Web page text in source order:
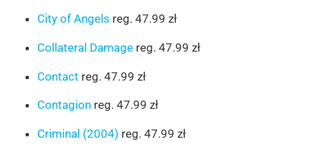
City of Angels reg. 47.99 zł
Collateral Damagereg. 47.99 zł
Contact reg. 47.99 zł
Contagionreg. 47.99 zł
Criminal (2004) reg. 47.99 zł